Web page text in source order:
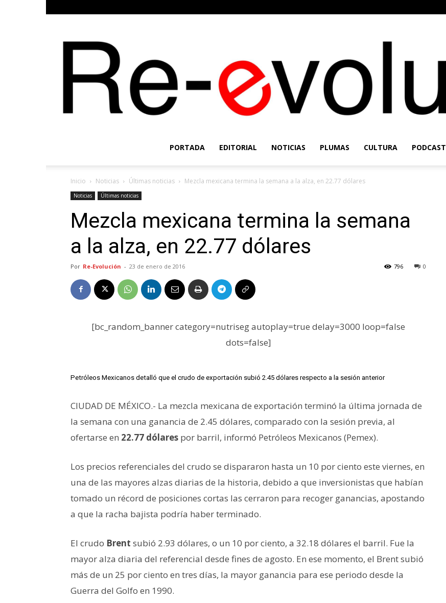
Evolución
PORTADA EDITORIAL NOTICIAS PLUMAS CULTURA PODCAST
Inicio Noticias Últimas noticias Mezcla mexicana termina la semana a la alza, en 22.77 dólares
Noticias Últimas noticias
Mezcla mexicana termina la semana
a la alza, en 22.77 dólares
Por Re-Evolución - 23 de enero de 2016 0
796
[bc_random_banner category=nutriseg autoplay=true delay=3000 loop=false
dots=false]
Petróleos Mexicanos detalló que el crudo de exportación subió 2.45 dólares respecto a la sesión anterior
CIUDAD DE MÉXICO.- La mezcla mexicana de exportación terminó la última jornada de
la semana con una ganancia de 2.45 dólares, comparado con la sesión previa, al
ofertarse en 22.77 dólares por barril, informó Petróleos Mexicanos (Pemex).
Los precios referenciales del crudo se dispararon hasta un 10 por ciento este viernes, en
una de las mayores alzas diarias de la historia, debido a que inversionistas que habían
tomado un récord de posiciones cortas las cerraron para recoger ganancias, apostando
a que la racha bajista podría haber terminado.
El crudo Brent subió 2.93 dólares, o un 10 por ciento, a 32.18 dólares el barril. Fue la
mayor alza diaria del referencial desde fines de agosto. En ese momento, el Brent subió
más de un 25 por ciento en tres días, la mayor ganancia para ese periodo desde la
Guerra del Golfo en 1990.